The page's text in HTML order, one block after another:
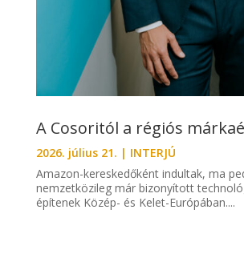
A Cosoritól a régiós
2026. július 21. | INTERJÚ
Amazon-kereskedőként indultak, ma
nemzetközileg már bizonyított
építenek Közép- és Kelet-Európában....